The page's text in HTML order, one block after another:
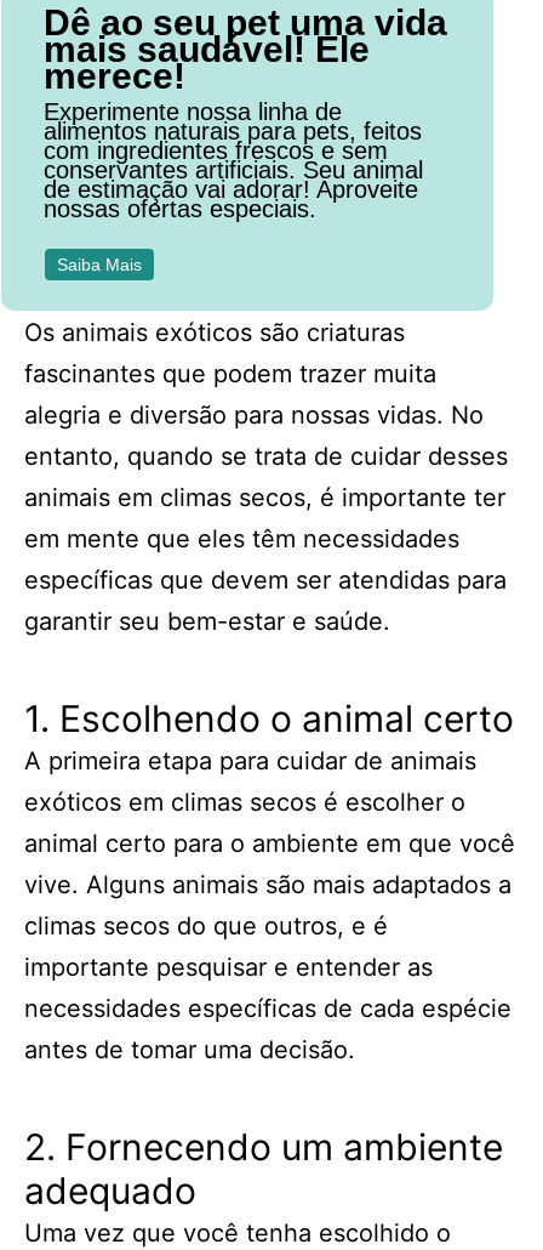
Dê ao seu pet uma vida
mais saudável! Ele
merece!
Experimente nossa linha de
alimentos naturais para pets, feitos
com ingredientes frescos e sem
conservantes artificiais. Seu animal
de estimação vai adorar! Aproveite
nossas ofertas especiais.
Saiba Mais
Os animais exóticos são criaturas
fascinantes que podem trazer muita
alegria e diversão para nossas vidas. No
entanto, quando se trata de cuidar desses
animais em climas secos, é importante ter
em mente que eles têm necessidades
específicas que devem ser atendidas para
garantir seu bem-estar e saúde.
1. Escolhendo o animal certo
A primeira etapa para cuidar de animais
exóticos em climas secos é escolher o
animal certo para o ambiente em que você
vive. Alguns animais são mais adaptados a
climas secos do que outros, e é
importante pesquisar e entender as
necessidades específicas de cada espécie
antes de tomar uma decisão.
2. Fornecendo um ambiente
adequado
Uma vez que você tenha escolhido o